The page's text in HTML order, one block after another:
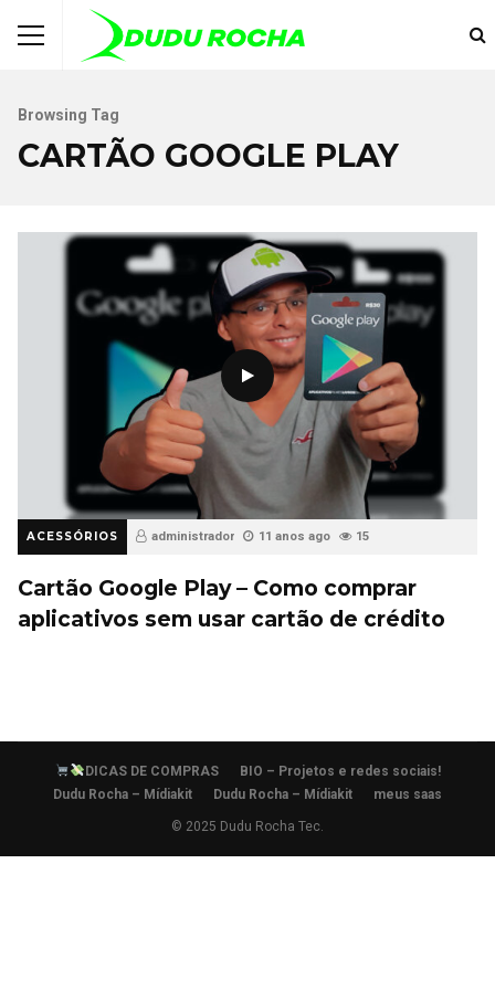
Browsing Tag
CARTÃO GOOGLE PLAY
ACESSÓRIOS administrador 11 anos ago 15
Cartão Google Play – Como comprar
aplicativos sem usar cartão de crédito
DICAS DE COMPRAS
BIO – Projetos e redes sociais!
Dudu Rocha – Mídiakit
Dudu Rocha – Mídiakit meus saas
© 2025 Dudu Rocha Tec.